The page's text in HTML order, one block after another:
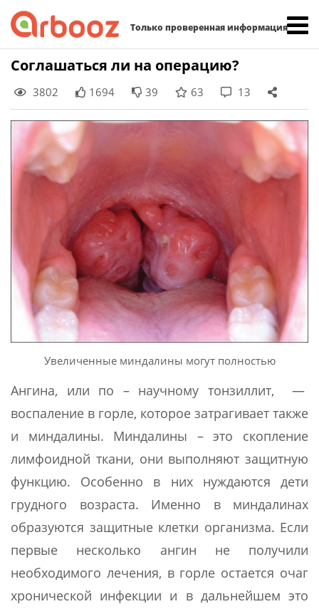
Только проверенная информация
Skip
content
Соглашаться ли на операцию?
3802 1694 39 63 13
Увеличенные миндалины могут полностью
Ангина, или по – научному тонзиллит, —
воспаление в горле, которое затрагивает также
и миндалины. Миндалины – это скопление
лимфоидной ткани, они выполняют защитную
функцию. Особенно в них нуждаются дети
грудного возраста. Именно в миндалинах
образуются защитные клетки организма. Если
первые несколько ангин не получили
необходимого лечения, в горле остается очаг
хронической инфекции и в дальнейшем это
Найти: